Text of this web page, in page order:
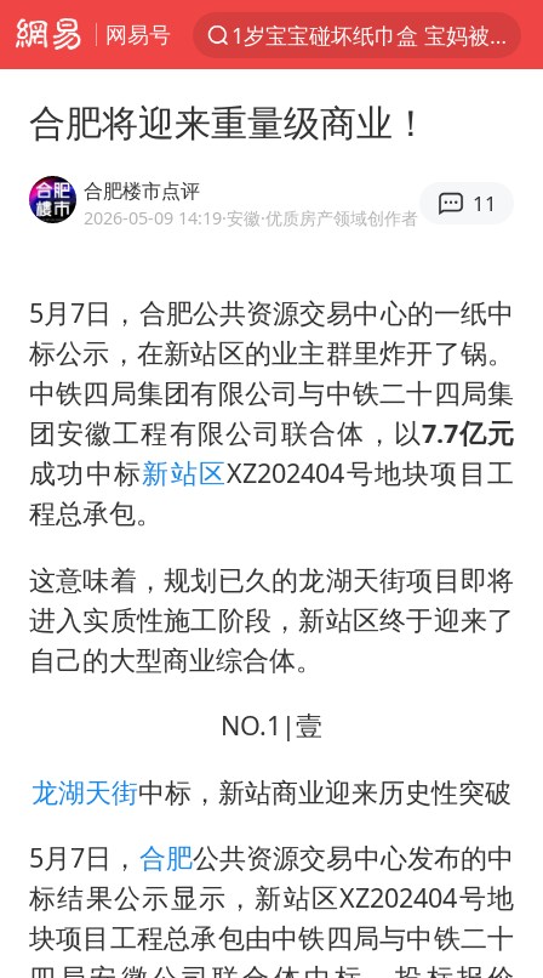
网易号
1岁宝宝碰坏纸巾盒 宝妈被索赔924元
Meta被判支付5.67亿美元
47岁妈妈突然产女 26岁女儿：很震惊
中国稀土盘中涨停
A股开盘：民爆、CPO等概念走强
日本广岛民众举行游行反对政府行径
21楼高空抛物嫌疑人被拘留
台风白海豚最新路径研判来了
OpenAI为免费用户升级GPT-5.6 Luna
“深圳地面沉降致车辆损坏”不实
奋进开新局 实干挑大梁
合肥将迎来重量级商业！
合肥楼市点评
2026-05-09 14:19·安徽·优质房产领域创作者
11
5月7日，合肥公共资源交易中心的一纸中
标公示，在新站区的业主群里炸开了锅。
中铁四局集团有限公司与中铁二十四局集
团安徽工程有限公司联合体，以7.7亿元
成功中标新站区XZ202404号地块项目工
程总承包。
这意味着，规划已久的龙湖天街项目即将
进入实质性施工阶段，新站区终于迎来了
自己的大型商业综合体。
NO.1|壹
龙湖天街中标，新站商业迎来历史性突破
5月7日， 合肥公共资源交易中心发布的中
标结果公示显示，新站区XZ202404号地
块项目工程总承包由中铁四局与中铁二十